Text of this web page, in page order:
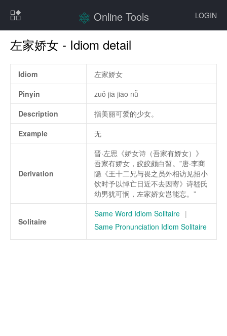
LOGIN
Online Tools
左家娇女 - Idiom detail
Idiom
左家娇女
Pinyin
zuǒ jiā jiāo nǚ
Description
指美丽可爱的少女。
Example
无
Derivation
晋·左思《娇女诗（吾家有娇女）》
吾家有娇女，皎皎颇白皙。”唐·李商
隐《王十二兄与畏之员外相访见招小
饮时予以悼亡日近不去因寄》诗嵇氏
幼男犹可悯，左家娇女岂能忘。”
Solitaire
Same Word Idiom Solitaire |
Same Pronunciation Idiom Solitaire